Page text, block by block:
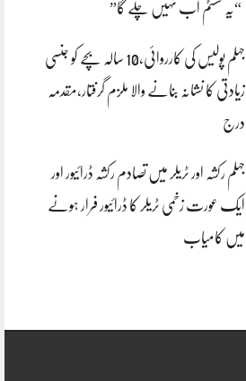
“یہ سسٹم اب نہیں چلے گا”
جہلم پولیس کی کارروائی،10 سالہ بچے کو جنسی
زیادتی کا نشانہ بنانے والا ملزم گرفتار،مقدمہ
درج
جہلم رکشہ اور ٹریلر میں تصادم رکشہ ڈرائیور اور
ایک عورت زخمی ٹریلر کا ڈرائیور فرار ہونے
میں کامیاب